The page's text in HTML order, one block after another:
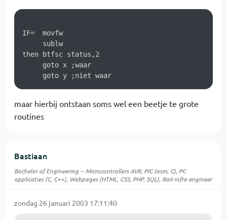
IF=  movfw
     sublw
then btfsc status,2
     goto x ;waar
maar hierbij ontstaan soms wel een beetje te grote
routines
Bastiaan
Bachelor of Engineering -- Microcontrollers AVR, PIC (asm, C), PC
applicaties (C, C++), Webpages (HTML, CSS, PHP, SQL), Rail-infra engineer
zondag 26 januari 2003 17:11:40